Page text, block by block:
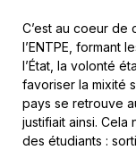
C’est au coeur de
l’ENTPE, formant
l’État, la volonté
favoriser la mixité
pays se retrouve
justifiait ainsi. Cela
des étudiants :